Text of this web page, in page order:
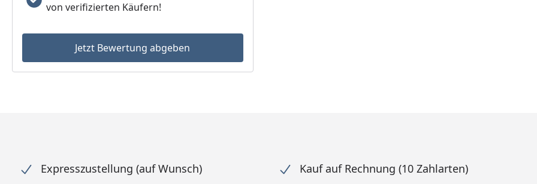
von verifizierten Käufern!
Jetzt Bewertung abgeben
Expresszustellung (auf Wunsch) Kauf auf Rechnung (10 Zahlarten)